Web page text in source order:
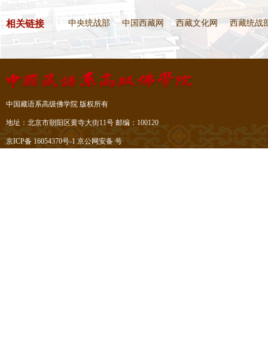
相关链接 中央统战部 中国西藏网 西藏文化网 西藏统战
中国藏语系高级佛学院 版权所有
地址：北京市朝阳区黄寺大街11号 邮编：100120
京ICP备 16054370号-1京公网安备 号